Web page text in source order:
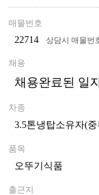
매물번호
22714 상담시 매물번
채용
채용완료된 일
차종
3.5톤냉탑소유자(
품목
오뚜기식품
출근지